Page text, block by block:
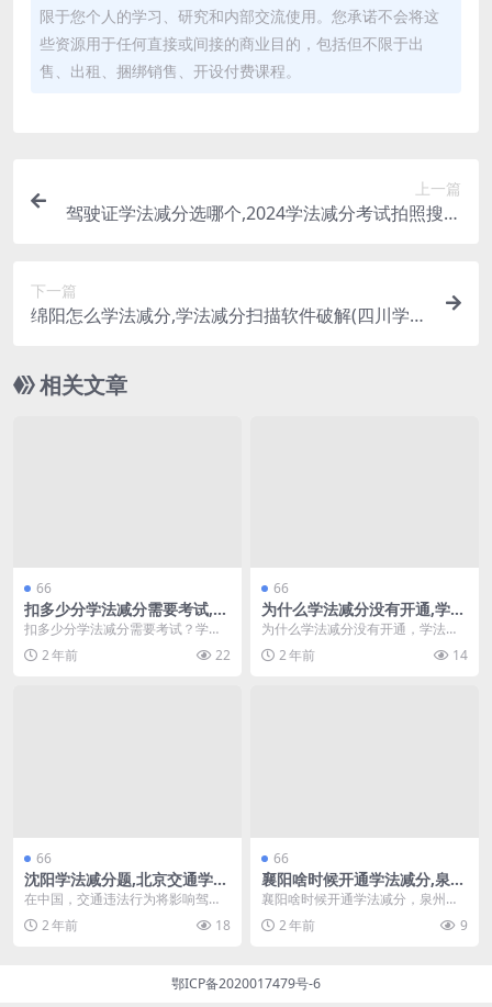
限于您个人的学习、研究和内部交流使用。您承诺不会将这
些资源用于任何直接或间接的商业目的，包括但不限于出
售、出租、捆绑销售、开设付费课程。
上一篇
驾驶证学法减分选哪个,2024学法减分考试拍照搜题
下一篇
绵阳怎么学法减分,学法减分扫描软件破解(四川学法
相关文章
66
扣多少分学法减分需要考试,学
法减分考试试题(学法减分每次
考试减多少分)
扣多少分学法减分需要考试？学法
减分考试试题是众多驾驶员在学习
和实践中必须面对的一...
2 年前 22
66
为什么学法减分没有开通,学法
减分必过攻略(要2123学法减
分为什么用不起)
为什么学法减分没有开通，学法减
分必过攻略 在现代社会中，学法减
分成为了许多学生和...
2 年前 14
66
沈阳学法减分题,北京交通学法
减分啥意思
在中国，交通违法行为将影响驾驶
员的积分记录，而学习相关法律法
规则是减分的重要方式...
2 年前 18
66
襄阳啥时候开通学法减分,泉州
市学法减分哪里
襄阳啥时候开通学法减分，泉州市
学法减分 近年来，随着交通法规的
逐步完善，学法减分...
2 年前 9
鄂ICP备2020017479号-6